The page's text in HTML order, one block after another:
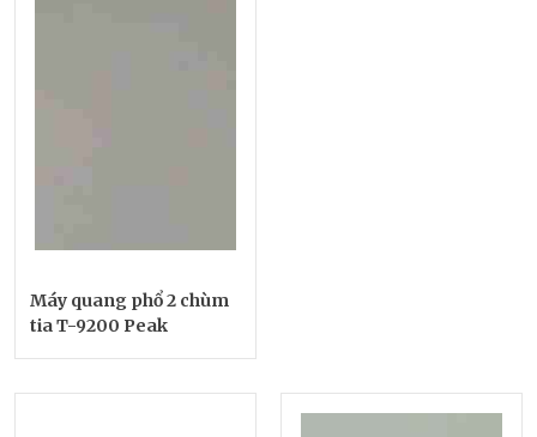
Máy quang phổ 2 chùm
tia T-9200 Peak